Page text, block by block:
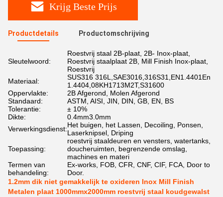
Krijg Beste Prijs
Productdetails Productomschrijving
Sleutelwoord:
Roestvrij staal 2B-plaat, 2B- Inox-plaat,
Roestvrij staalplaat 2B, Mill Finish Inox-plaat,
Roestvrij
Materiaal:
SUS316 316L,SAE3016,316S31,EN1.4401En
1.4404,08KH1713M2T,S31600
Oppervlakte:
2B Afgerond, Molen Afgerond
Standaard:
ASTM, AISI, JIN, DIN, GB, EN, BS
Tolerantie:
± 10%
Dikte:
0.4mm3.0mm
Verwerkingsdienst:Het buigen, het Lassen, Decoiling, Ponsen,
Laserknipsel, Driping
Toepassing:
roestvrij staaldeuren en vensters, watertanks,
doucheruimten, begrenzende omslag,
machines en materi
Termen van
behandeling:
Ex-works, FOB, CFR, CNF, CIF, FCA, Door to
Door.
1.2mm dik niet gemakkelijk te oxideren Inox Mill Finish
Metalen plaat 1000mmx2000mm roestvrij staal koudgewalst